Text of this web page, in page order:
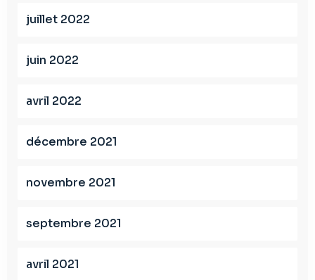
juillet 2022
juin 2022
avril 2022
décembre 2021
novembre 2021
septembre 2021
avril 2021